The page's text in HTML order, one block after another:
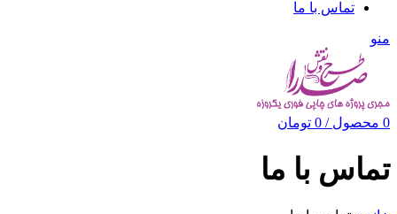
تماس با ما
منو
0 محصول /
0 تومان
تماس با ما